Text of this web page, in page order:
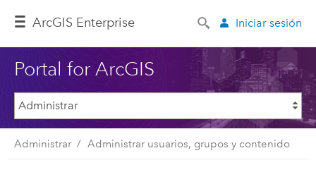
ArcGIS Enterprise Iniciar sesión
Portal for ArcGIS
Administrar Administrar usuarios, grupos y contenido